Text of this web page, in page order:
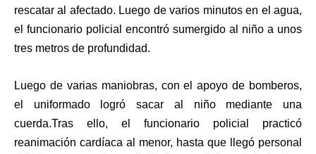
rescatar al afectado. Luego de varios minutos en el agua,
el funcionario policial encontró sumergido al niño a unos
tres metros de profundidad.
Luego de varias maniobras, con el apoyo de bomberos,
el uniformado logró sacar al niño mediante una
cuerda.Tras ello, el funcionario policial practicó
reanimación cardíaca al menor, hasta que llegó personal